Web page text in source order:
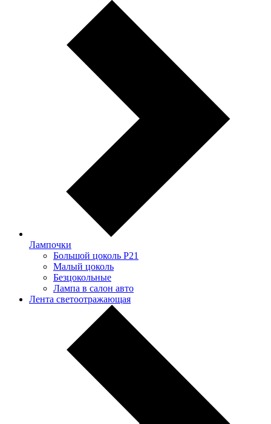
Лампочки
Большой цоколь P21
Малый цоколь
Безцокольные
Лампа в салон авто
Лента светоотражающая